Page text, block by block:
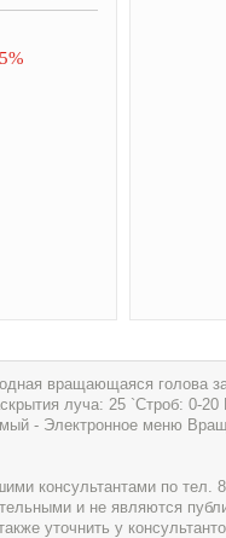
вращающаяся голова
луча: 25 `Строб: 0-20
- Электронное меню
консультантами по тел.
и не являются
уточнить у